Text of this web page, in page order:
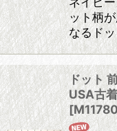
ット柄
なるド
ドット
USA古
[M11780